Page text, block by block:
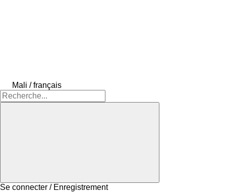
Mali / français
Se connecter / Enregistrement